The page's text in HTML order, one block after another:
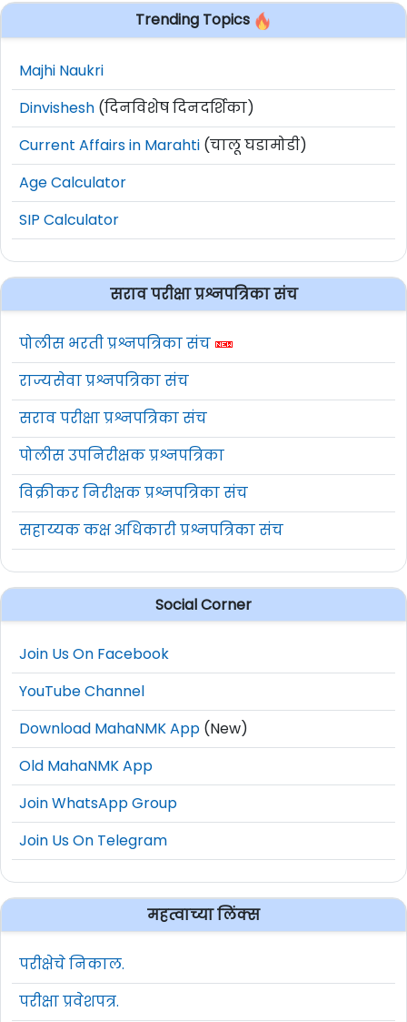
Trending Topics
Majhi Naukri
Dinvishesh (दिनविशेष दिनदर्शिका)
Current Affairs in Marahti (चालू घडामोडी)
Age Calculator
SIP Calculator
सराव परीक्षा प्रश्नपत्रिका संच
पोलीस भरती प्रश्नपत्रिका संच
राज्यसेवा प्रश्नपत्रिका संच
सराव परीक्षा प्रश्नपत्रिका संच
पोलीस उपनिरीक्षक प्रश्नपत्रिका
विक्रीकर निरीक्षक प्रश्नपत्रिका संच
सहाय्यक कक्ष अधिकारी प्रश्नपत्रिका संच
Social Corner
Join Us On Facebook
YouTube Channel
Download MahaNMK App (New)
Old MahaNMK App
Join WhatsApp Group
Join Us On Telegram
महत्वाच्या लिंक्स
परीक्षेचे निकाल.
परीक्षा प्रवेशपत्र.